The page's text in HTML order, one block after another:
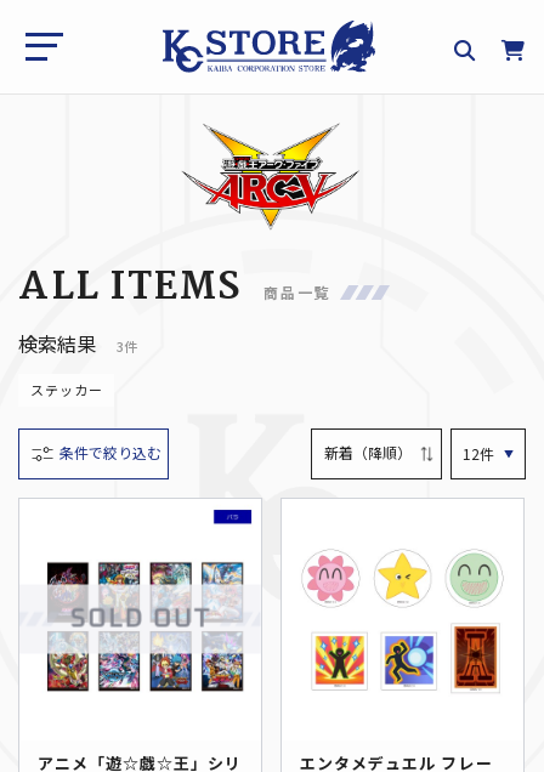
ALL ITEMS 商品一覧
検索結果 3件
ステッカー
条件で絞り込む
アニメ「遊☆戯☆王」シリ
エンタメデュエル フレー